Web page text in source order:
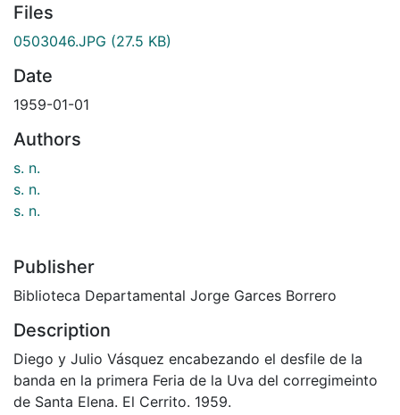
Files
0503046.JPG (27.5 KB)
Date
1959-01-01
Authors
s. n.
s. n.
s. n.
Publisher
Biblioteca Departamental Jorge Garces Borrero
Description
Diego y Julio Vásquez encabezando el desfile de la
banda en la primera Feria de la Uva del corregimeinto
de Santa Elena. El Cerrito. 1959.